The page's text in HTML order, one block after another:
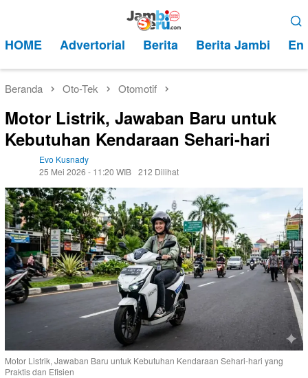
kontenMobile
HOME Advertorial Berita Berita Jambi
Beranda Oto-Tek Otomotif
Motor Listrik, Jawaban Baru untuk
Kebutuhan Kendaraan Sehari-hari
Evo Kusnady
25 Mei 2026 - 11:20 WIB 212 Dilihat
Motor Listrik, Jawaban Baru untuk Kebutuhan Kendaraan Sehari-hari yang
Praktis dan Efisien